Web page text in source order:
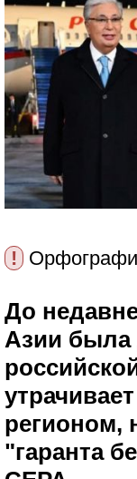
!
До
Азии была
регионом,
"гаранта